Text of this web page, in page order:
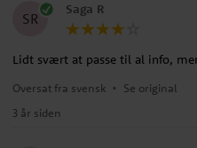
SR
Saga R
Lidt svært at passe til al info,
Oversat fra svensk •
Se original
3 år siden